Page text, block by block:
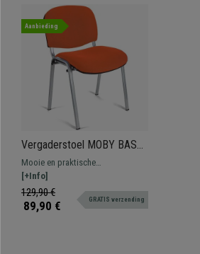
Aanbieding
Vergaderstoel MOBY BASE,
Comfortabel en Praktisch,
Scherp Geprijsd, Kleur
Oranje en Grijze Poten
Mooie en praktische
vergaderstoel MOBY BASE, een
typische vergaderstoel om in
wacht- of vergaderruimtes te
[+Info]
129,90 €
89,90 € GRATIS verzending